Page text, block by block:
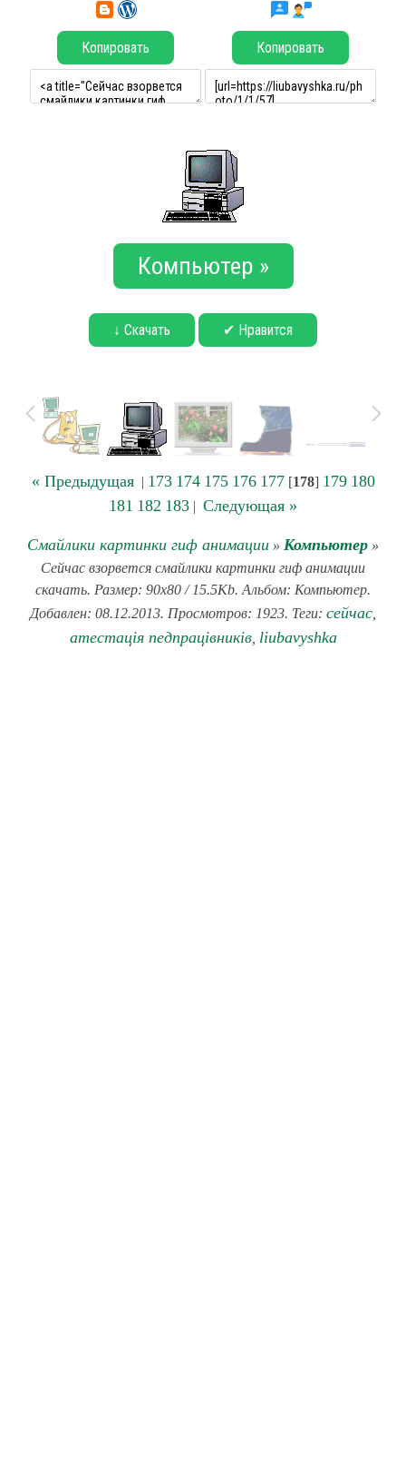
Копировать Копировать
Компьютер »
↓ Скачать ✔ Нравится
« Предыдущая| 173 174 175 176 177[178] 179 180
181 182 183 | Следующая »
Смайлики картинки гиф анимации » Компьютер »
Сейчас взорвется смайлики картинки гиф анимации
скачать. Размер: 90x80 / 15.5Kb. Альбом: Компьютер.
Добавлен: 08.12.2013. Просмотров: 1923. Теги: сейчас
атестація педпрацівників, liubavyshka